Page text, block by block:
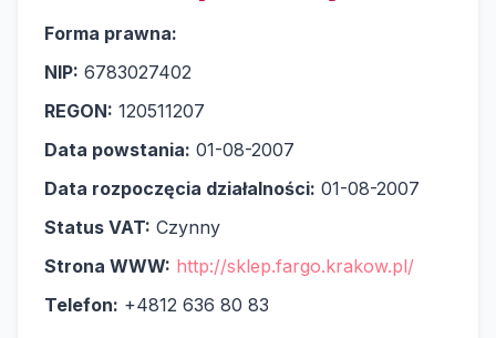
Forma prawna:
NIP: 6783027402
REGON: 120511207
Data powstania: 01-08-2007
Data rozpoczęcia działalności: 01-08-2007
Status VAT: Czynny
Strona WWW: http://sklep.fargo.krakow.pl/
Telefon: +4812 636 80 83